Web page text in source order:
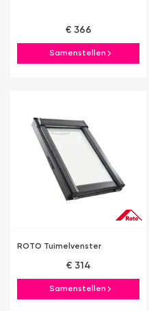
€ 366
Samenstellen
ROTO Tuimelvenster
€ 314
Samenstellen